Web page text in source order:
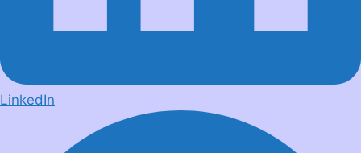
LinkedIn